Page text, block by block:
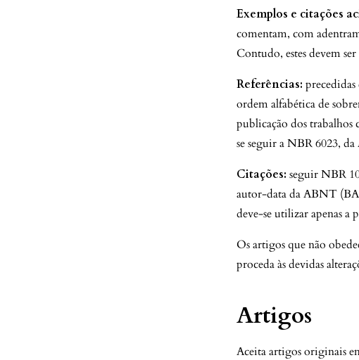
Exemplos e citações
comentam, com
Contudo, estes devem
Referências:
ordem alfabética de
publicação dos trabalhos
se seguir a NBR 6023,
Citações: seguir NBR
autor-data da ABNT
deve-se utilizar apenas a
Os artigos que não
proceda às devidas
Artigos
Aceita artigos originais